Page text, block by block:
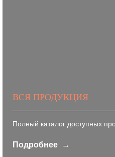
ВСЯ ПРОДУКЦИЯ
Полный каталог доступных
Подробнее